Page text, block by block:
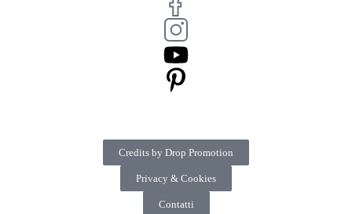
Credits by Drop Promotion
Privacy & Cookies
Contatti